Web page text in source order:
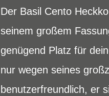
Der Basil Cento
seinem großem
genügend Platz für
nur wegen seines
benutzerfreundlich, er